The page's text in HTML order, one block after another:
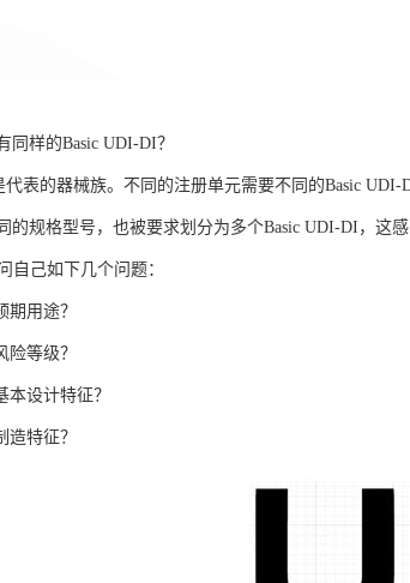
同样的Basic UDI-DI？
代表的器械族。不同的注册单元需要不同的Basic
的规格型号，也被要求划分为多个Basic UDI-DI，这
自己如下几个问题：
期用途？
险等级？
本设计特征？
造特征？